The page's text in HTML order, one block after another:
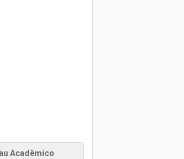
Acadêmico